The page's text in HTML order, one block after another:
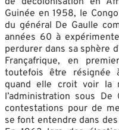
Guinée en 1958, le
du général De Gaulle
années 60 à
perdurer dans sa sphère
Françafrique, en
toutefois être résignée
quand elle croit voir la
l’administration sous
contestations pour de
se font entendre dans